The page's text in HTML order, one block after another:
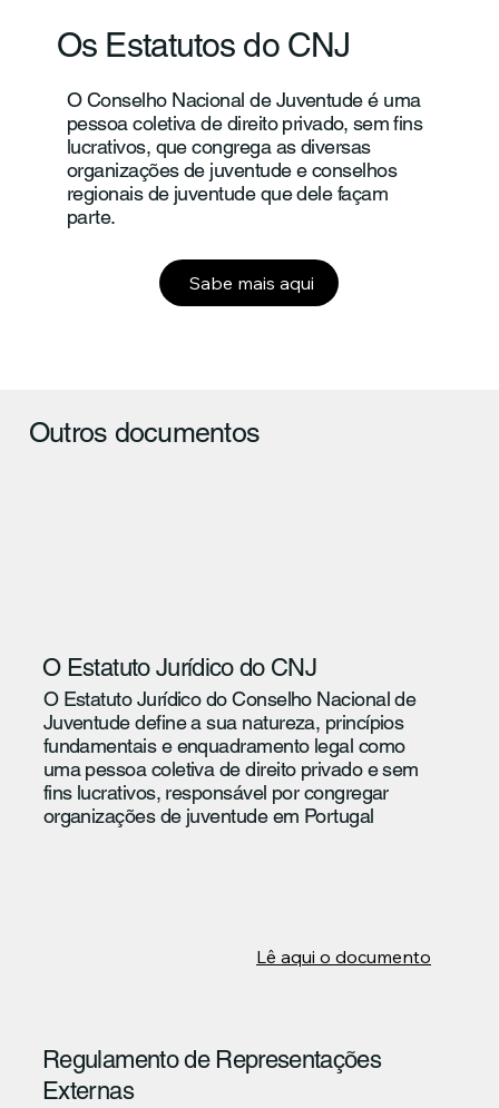
Os Estatutos do CNJ
O Conselho Nacional de Juventude é uma
pessoa coletiva de direito privado, sem fins
lucrativos, que congrega as diversas
organizações de juventude e conselhos
regionais de juventude que dele façam
parte.
Sabe mais aqui
Outros documentos
O Estatuto Jurídico do CNJ
O Estatuto Jurídico do Conselho Nacional de
Juventude define a sua natureza, princípios
fundamentais e enquadramento legal como
uma pessoa coletiva de direito privado e sem
fins lucrativos, responsável por congregar
organizações de juventude em Portugal
Lê aqui o documento
Regulamento de Representações
Externas